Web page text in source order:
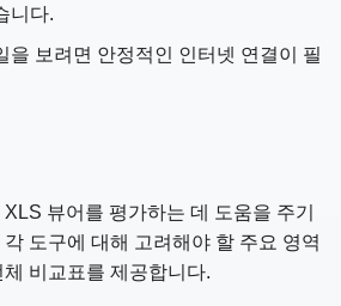
니다.
을 보려면 안정적인 인터넷 연결이 필
뷰어를 평가하는 데 도움을 주기
도구에 대해 고려해야 할 주요 영역
비교표를 제공합니다.